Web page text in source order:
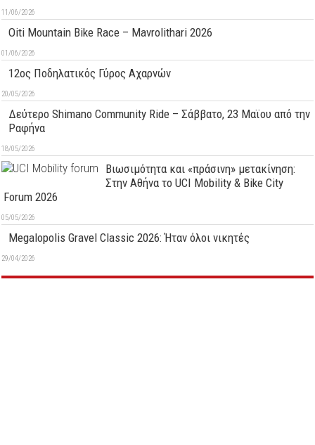
11/06/2026
Oiti Mountain Bike Race – Mavrolithari 2026
01/06/2026
12ος Ποδηλατικός Γύρος Αχαρνών
20/05/2026
Δεύτερo Shimano Community Ride – Σάββατο, 23 Μαϊου από την
Ραφήνα
18/05/2026
Βιωσιμότητα και «πράσινη» μετακίνηση:
Στην Αθήνα το UCI Mobility & Bike City
Forum 2026
05/05/2026
Megalopolis Gravel Classic 2026: Ήταν όλοι νικητές
29/04/2026